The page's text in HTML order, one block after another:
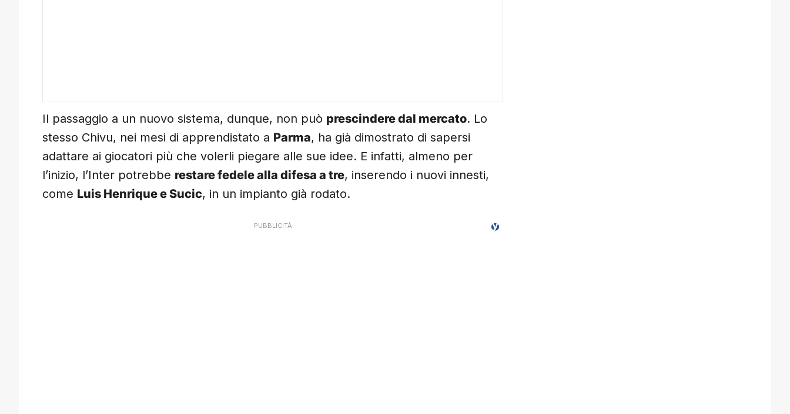
Il passaggio a un nuovo sistema, dunque, non può prescindere dal mercato. Lo
stesso Chivu, nei mesi di apprendistato a Parma, ha già dimostrato di sapersi
adattare ai giocatori più che volerli piegare alle sue idee. E infatti, almeno per
l’inizio, l’Inter potrebbe restare fedele alla difesa a tre, inserendo i nuovi innesti,
come Luis Henrique e Sucic, in un impianto già rodato.